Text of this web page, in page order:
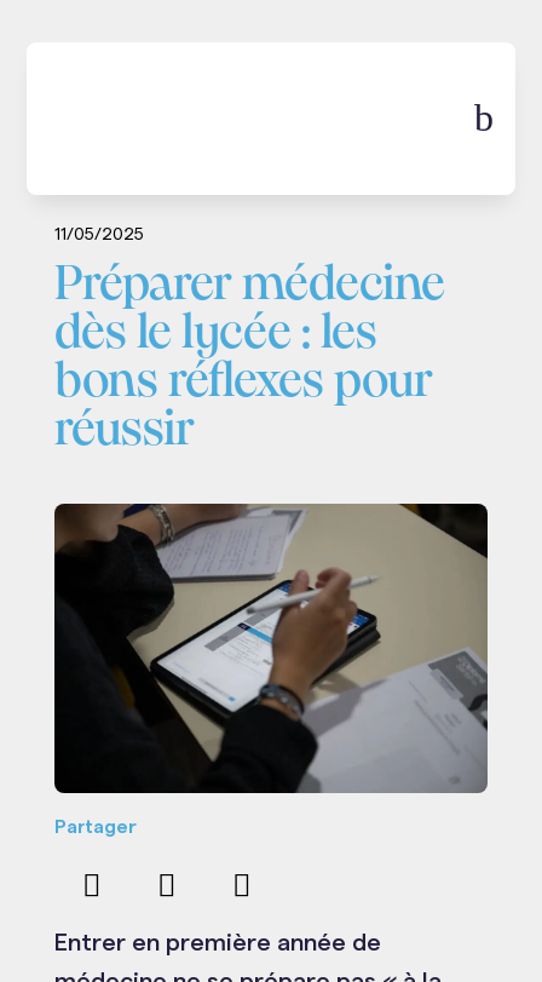
b
11/05/2025
Préparer médecine
dès le lycée : les
bons réflexes pour
réussir
Partager
Entrer en première année de